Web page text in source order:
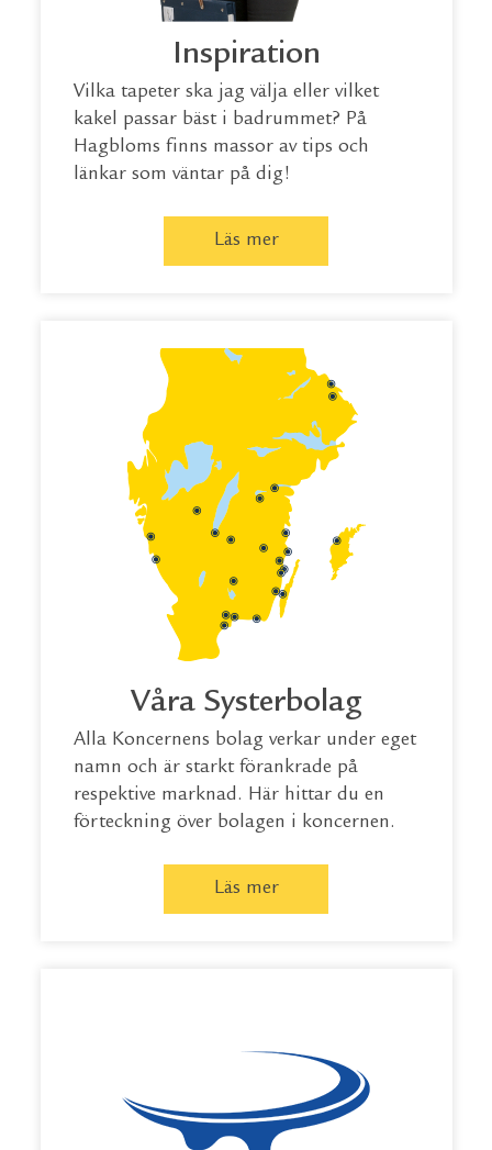
Inspiration
Vilka tapeter ska jag välja eller vilket
kakel passar bäst i badrummet? På
Hagbloms finns massor av tips och
länkar som väntar på dig!
Läs mer
Våra Systerbolag
Alla Koncernens bolag verkar under eget
namn och är starkt förankrade på
respektive marknad. Här hittar du en
förteckning över bolagen i koncernen.
Läs mer